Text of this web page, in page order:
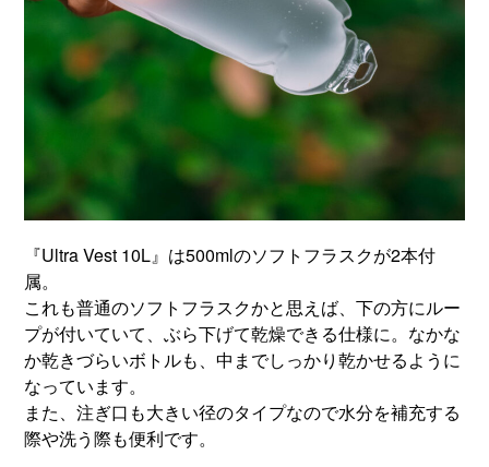
『Ultra Vest 10L』は500mlのソフトフラスクが2本付
属。
これも普通のソフトフラスクかと思えば、下の方にルー
プが付いていて、ぶら下げて乾燥できる仕様に。なかな
か乾きづらいボトルも、中までしっかり乾かせるように
なっています。
また、注ぎ口も大きい径のタイプなので水分を補充する
際や洗う際も便利です。